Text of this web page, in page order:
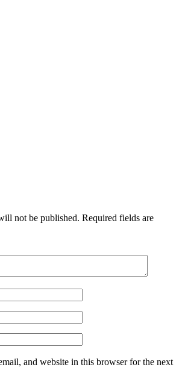
not be published. Required fields are
and website in this browser for the next